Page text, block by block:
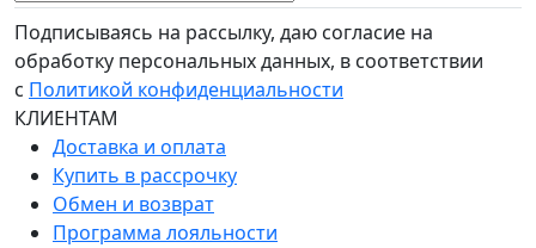
Подписываясь на рассылку, даю согласие на
обработку персональных данных, в соответствии
с Политикой конфиденциальности
КЛИЕНТАМ
Доставка и оплата
Купить в рассрочку
Обмен и возврат
Программа лояльности